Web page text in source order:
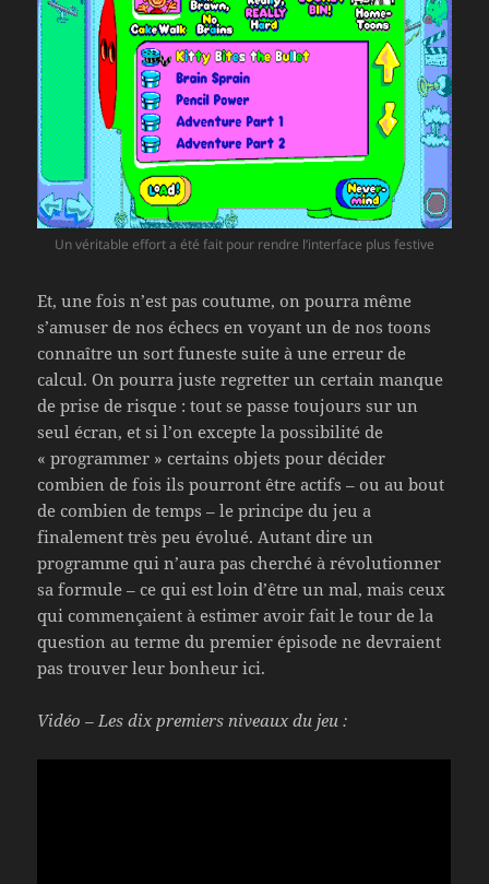
Un véritable effort a été fait pour rendre l’interface plus festive
Et, une fois n’est pas coutume, on pourra même
s’amuser de nos échecs en voyant un de nos toons
connaître un sort funeste suite à une erreur de
calcul. On pourra juste regretter un certain manque
de prise de risque : tout se passe toujours sur un
seul écran, et si l’on excepte la possibilité de
« programmer » certains objets pour décider
combien de fois ils pourront être actifs – ou au bout
de combien de temps – le principe du jeu a
finalement très peu évolué. Autant dire un
programme qui n’aura pas cherché à révolutionner
sa formule – ce qui est loin d’être un mal, mais ceux
qui commençaient à estimer avoir fait le tour de la
question au terme du premier épisode ne devraient
pas trouver leur bonheur ici.
Vidéo – Les dix premiers niveaux du jeu :